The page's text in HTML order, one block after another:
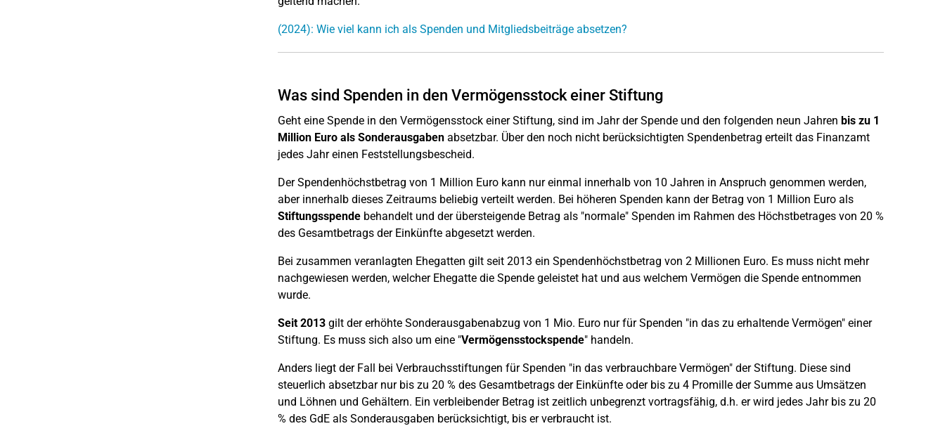
(2024): Wie viel kann ich als Spenden und Mitgliedsbeiträge absetzen?
Was sind Spenden in den Vermögensstock einer Stiftung
Geht eine Spende in den Vermögensstock einer Stiftung, sind im Jahr der Spende und den folgenden neun Jahren bis zu 1
Million Euro als Sonderausgabenabsetzbar. Über den noch nicht berücksichtigten Spendenbetrag erteilt das Finanzamt
jedes Jahr einen Feststellungsbescheid.
Der Spendenhöchstbetrag von 1 Million Euro kann nur einmal innerhalb von 10 Jahren in Anspruch genommen werden,
aber innerhalb dieses Zeitraums beliebig verteilt werden. Bei höheren Spenden kann der Betrag von 1 Million Euro als
Stiftungsspendebehandelt und der übersteigende Betrag als "normale" Spenden im Rahmen des Höchstbetrages von 20 %
des Gesamtbetrags der Einkünfte abgesetzt werden.
Bei zusammen veranlagten Ehegatten gilt seit 2013 ein Spendenhöchstbetrag von 2 Millionen Euro. Es muss nicht mehr
nachgewiesen werden, welcher Ehegatte die Spende geleistet hat und aus welchem Vermögen die Spende entnommen
wurde.
Seit 2013gilt der erhöhte Sonderausgabenabzug von 1 Mio. Euro nur für Spenden "in das zu erhaltende Vermögen" einer
Stiftung. Es muss sich also um eine "Vermögensstockspende" handeln.
Anders liegt der Fall bei Verbrauchsstiftungen für Spenden "in das verbrauchbare Vermögen" der Stiftung. Diese sind
steuerlich absetzbar nur bis zu 20 % des Gesamtbetrags der Einkünfte oder bis zu 4 Promille der Summe aus Umsätzen
und Löhnen und Gehältern. Ein verbleibender Betrag ist zeitlich unbegrenzt vortragsfähig, d.h. er wird jedes Jahr bis zu 20
% des GdE als Sonderausgaben berücksichtigt, bis er verbraucht ist.